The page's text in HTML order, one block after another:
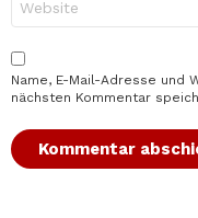
Name, E-Mail-Adresse und
nächsten Kommentar